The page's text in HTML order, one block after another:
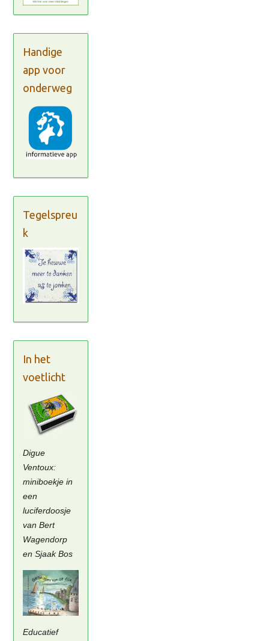
Handige
app voor
onderweg
Tegelspreu
k
In het
voetlicht
Digue
Ventoux:
miniboekje in
een
luciferdoosje
van Bert
Wagendorp
en Sjaak Bos
Educatief